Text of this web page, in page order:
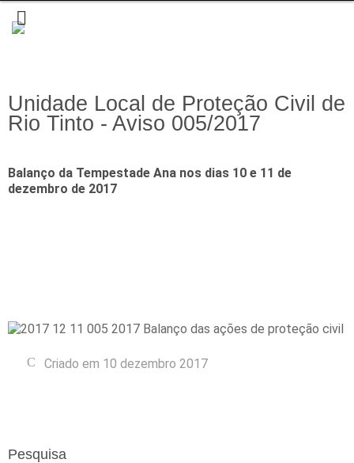
Pesquisa
Unidade Local de Proteção Civil de
Rio Tinto - Aviso 005/2017
Balanço da Tempestade Ana nos dias 10 e 11 de
dezembro de 2017
Criado em 10 dezembro 2017